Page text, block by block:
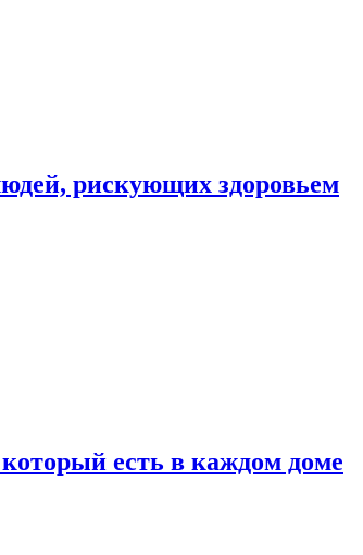
рискующих здоровьем
есть в каждом доме